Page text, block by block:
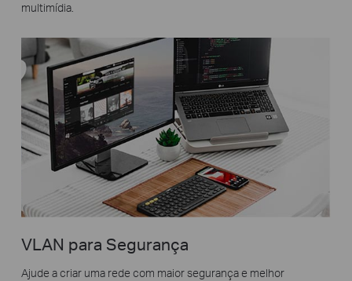
multimídia.
VLAN para Segurança
Ajude a criar uma rede com maior segurança e melhor